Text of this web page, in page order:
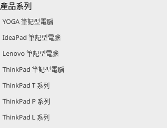
產品系列
YOGA 筆記型電腦
IdeaPad 筆記型電腦
Lenovo 筆記型電腦
ThinkPad 筆記型電腦
ThinkPad T 系列
ThinkPad P 系列
ThinkPad L 系列